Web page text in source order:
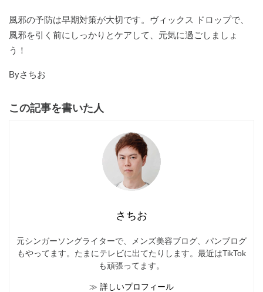
風邪の予防は早期対策が大切です。ヴィックス ドロップで、
風邪を引く前にしっかりとケアして、元気に過ごしましょ
う！
Byさちお
この記事を書いた人
さちお
元シンガーソングライターで、メンズ美容ブログ、パンブログ
もやってます。たまにテレビに出てたりします。最近はTikTok
も頑張ってます。
≫ 詳しいプロフィール